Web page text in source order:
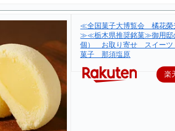
≪全国菓子大博覧会 橘花
≫≪栃木県推奨銘菓≫御用邸
個） お取り寄せ スイー
菓子 那須塩原
楽